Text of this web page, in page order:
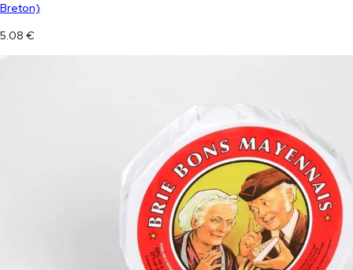
Breton)
5.08 €